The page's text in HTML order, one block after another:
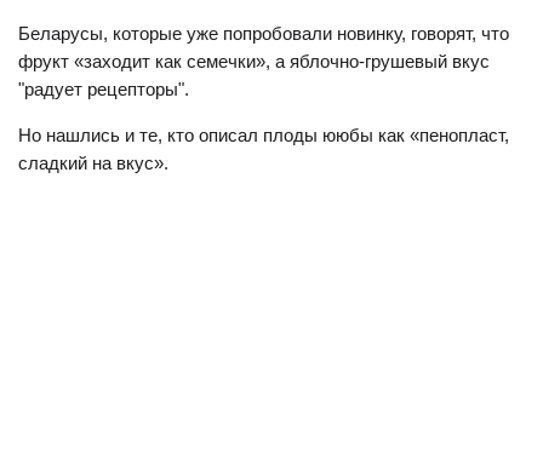
Беларусы, которые уже попробовали новинку, говорят, что
фрукт «заходит как семечки», а яблочно-грушевый вкус
"радует рецепторы".
Но нашлись и те, кто описал плоды ююбы как «пенопласт,
сладкий на вкус».